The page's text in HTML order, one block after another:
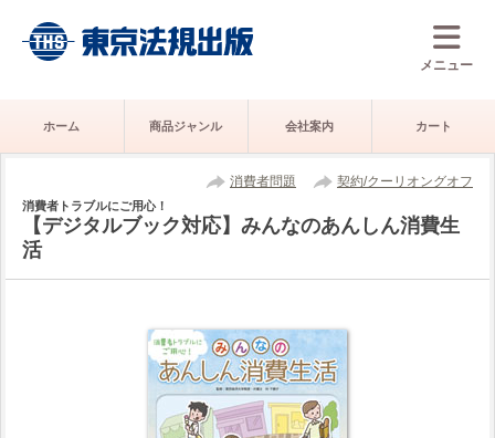
メニュー
ホーム 商品ジャンル 会社案内 カート
消費者問題 契約/クーリオングオフ
消費者トラブルにご用心！
【デジタルブック対応】みんなのあんしん消費生
活